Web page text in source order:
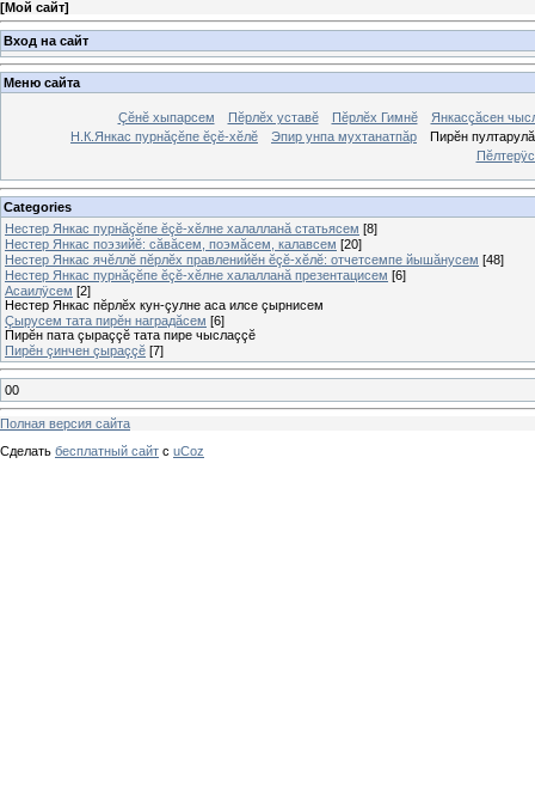
[Мой сайт]
Вход на сайт
Меню сайта
Çĕнĕ хыпарсем Пĕрлĕх уставĕ Пĕрлĕх Гимнĕ
Янкасçăсен
Н.К.Янкас пурнăçĕпе ĕçĕ-хĕлĕ
Эпир унпа мухтанатпăр
Пирĕн
Categories
Нестер Янкас пурнăçĕпе ĕçĕ-хĕлне халалланă статьясем [8]
Нестер Янкас поэзийĕ: сăвăсем, поэмăсем, калавсем [20]
Нестер Янкас ячĕллĕ пĕрлĕх правленийĕн ĕçĕ-хĕлĕ: отчетсемпе йышăнусем [48]
Нестер Янкас пурнăçĕпе ĕçĕ-хĕлне халалланă презентацисем [6]
Асаилÿсем [2]
Нестер Янкас пĕрлĕх кун-çулне аса илсе çырнисем
Çырусем тата пирĕн наградăсем [6]
Пирĕн пата çыраççĕ тата пире чыслаççĕ
Пирĕн çинчен çыраççĕ [7]
00
Полная версия сайта
Сделать бесплатный сайт с uCoz